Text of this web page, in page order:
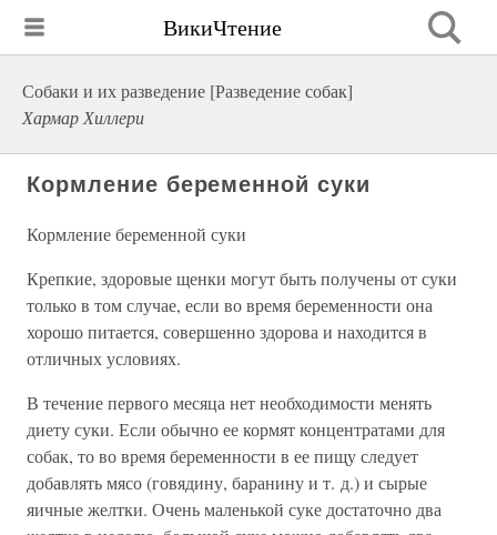
ВикиЧтение
Собаки и их разведение [Разведение собак]
Хармар Хиллери
Кормление беременной суки
Кормление беременной суки
Крепкие, здоровые щенки могут быть получены от суки
только в том случае, если во время беременности она
хорошо питается, совершенно здорова и находится в
отличных условиях.
В течение первого месяца нет необходимости менять
диету суки. Если обычно ее кормят концентратами для
собак, то во время беременности в ее пищу следует
добавлять мясо (говядину, баранину и т. д.) и сырые
яичные желтки. Очень маленькой суке достаточно два